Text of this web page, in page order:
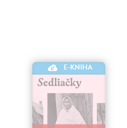
E-KNIHA